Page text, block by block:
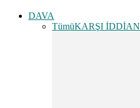
DAVA
TümüKARŞI